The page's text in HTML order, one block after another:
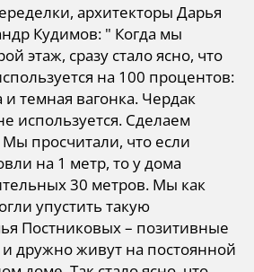
архитекторы Дарья
Кудимов: " Когда мы
этаж, сразу стало ясно, что
на 100 процентов:
и темная вагонка. Чердак
используется. Сделаем
просчитали, что если
на 1 метр, то у дома
30 метров. Мы как
упустить такую
Постниковых – позитивные
дружно живут на постоянной